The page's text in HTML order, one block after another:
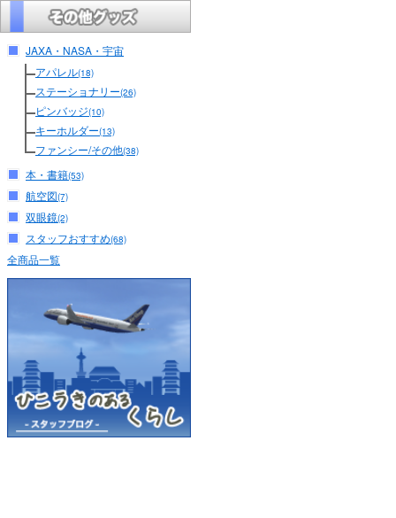
JAXA・NASA・宇宙
アパレル(18)
ステーショナリー(26)
ピンバッジ(10)
キーホルダー(13)
ファンシー/その他(38)
本・書籍(53)
航空図(7)
双眼鏡(2)
スタッフおすすめ(68)
全商品一覧